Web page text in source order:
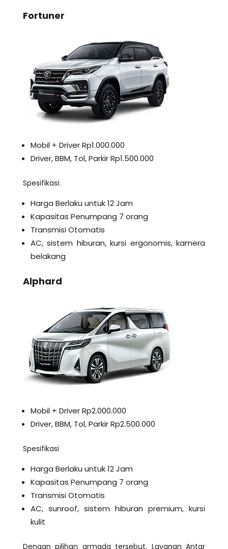
Fortuner
Mobil + Driver Rp1.000.000
Driver, BBM, Tol, Parkir Rp1.500.000
Spesifikasi:
Harga Berlaku untuk 12 Jam
Kapasitas Penumpang 7 orang
Transmisi Otomatis
AC, sistem hiburan, kursi ergonomis, kamera
belakang
Alphard
Mobil + Driver Rp2.000.000
Driver, BBM, Tol, Parkir Rp2.500.000
Spesifikasi
Harga Berlaku untuk 12 Jam
Kapasitas Penumpang 7 orang
Transmisi Otomatis
AC, sunroof, sistem hiburan premium, kursi
kulit
Dengan pilihan armada tersebut, Layanan Antar